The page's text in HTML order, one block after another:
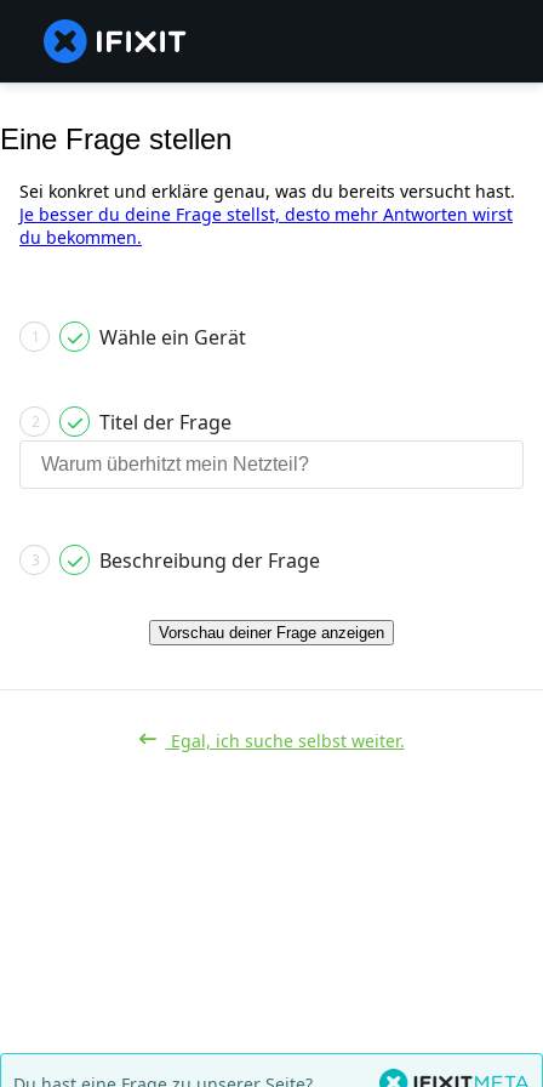
Eine Frage stellen
Sei konkret und erkläre genau, was du bereits versucht hast.
Je besser du deine Frage stellst, desto mehr Antworten wirst
du bekommen.
1 Wähle ein Gerät
2 Titel der Frage
3 Beschreibung der Frage
Vorschau deiner Frage anzeigen
Egal, ich suche selbst weiter.